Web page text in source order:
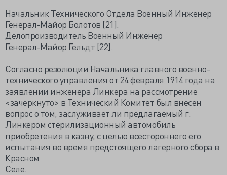
Начальник Технического Отдела Военный Инженер
Генерал-Майор Болотов [21].
Делопроизводитель Военный Инженер
Генерал-Майор Гельдт [22].
Согласно резолюции Начальника главного военно-
технического управления от 24 февраля 1914 года на
заявлении инженера Линкера на рассмотрение
<зачеркнуто> в Технический Комитет был внесен
вопрос о том, заслуживает ли предлагаемый г.
Линкером стерилизационный автомобиль
приобретения в казну, с целью всестороннего его
испытания во время предстоящего лагерного сбора в
Красном
Селе.